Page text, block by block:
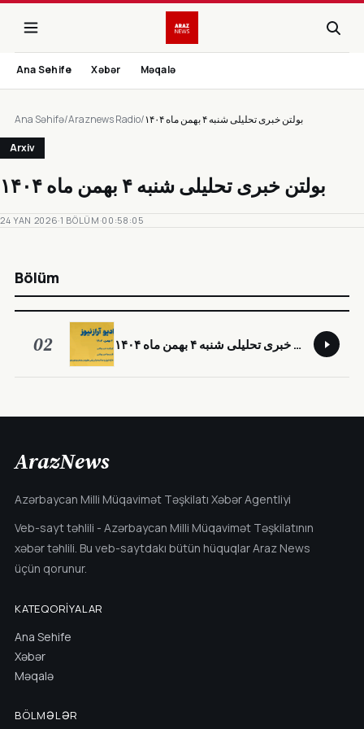
Ana Sehife Xəbər Məqalə
Ana Səhifə/Araznews Radio/ بولتن خبری تحلیلی شنبه ۴ بهمن ماه ۱۴۰۴
Arxiv
بولتن خبری تحلیلی شنبه ۴ بهمن ماه ۱۴۰۴
24 YAN 2026·1 BÖLÜM ·00:58:05
Bölüm
02 بولتن خبری تحلیلی شنبه ۴ بهمن ماه ۱۴۰۴
ArazNews
Azərbaycan Milli Müqavimət Təşkilatı Xəbər Agentliyi
Veb-sayt təhlili - Azərbaycan Milli Müqavimət Təşkilatının
xəbər təhlili. Bu veb-saytdakı bütün hüquqlar Araz News
üçün qorunur.
KATEQORIYALAR
Ana Sehife
Xəbər
Məqalə
BÖLMƏLƏR